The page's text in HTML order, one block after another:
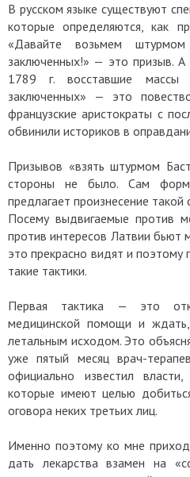
В русском языке существуют
которые определяются, как
«Давайте возьмем
заключенных!» — это призыв.
1789 г. восставшие массы
заключенных» — это
французские аристократы с
обвинили историков в
Призывов «взять штурмом
стороны не было. Сам
предлагает произнесение
Посему выдвигаемые против
против интересов Латвии бьют
это прекрасно видят и поэтому
такие тактики.
Первая тактика — это
медицинской помощи и ждать,
летальным исходом. Это
уже пятый месяц врач-
официально известил
которые имеют целью
оговора неких третьих лиц.
Именно поэтому ко мне
дать лекарства взамен на